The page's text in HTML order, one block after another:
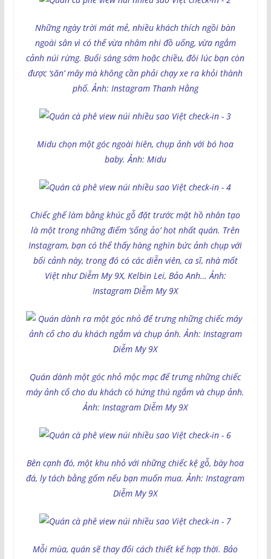
Những ngày trời mát mẻ, nhiều khách thích ngồi bàn
ngoài sân vì có thể vừa nhâm nhi đồ uống, vừa ngắm
cảnh núi rừng. Buổi sáng sớm hoặc chiều, đôi lúc bạn còn
được ‘săn’ mây mà không cần phải chạy xe ra khỏi thành
phố. Ảnh: Instagram Thanh Hằng
Midu chọn một góc ngoài hiên, chụp ảnh với bó hoa
baby. Ảnh: Midu
Chiếc ghế làm bằng khúc gỗ đặt trước mặt hồ nhân tạo
là một trong những điểm ‘sống ảo’ hot nhất quán. Trên
Instagram, bạn có thể thấy hàng nghìn bức ảnh chụp với
bối cảnh này, trong đó có các diễn viên, ca sĩ, nhà mốt
Việt như Diễm My 9X, Kelbin Lei, Bảo Anh… Ảnh:
Instagram Diễm My 9X
Quán dành một góc nhỏ mộc mạc để trưng những chiếc
máy ảnh cổ cho du khách có hứng thú ngắm và chụp ảnh.
Ảnh: Instagram Diễm My 9X
Bên cạnh đó, một khu nhỏ với những chiếc kệ gỗ, bày hoa
đá, ly tách bằng gốm nếu bạn muốn mua. Ảnh: Instagram
Diễm My 9X
Mỗi mùa, quán sẽ thay đổi cách thiết kế hợp thời. Bảo